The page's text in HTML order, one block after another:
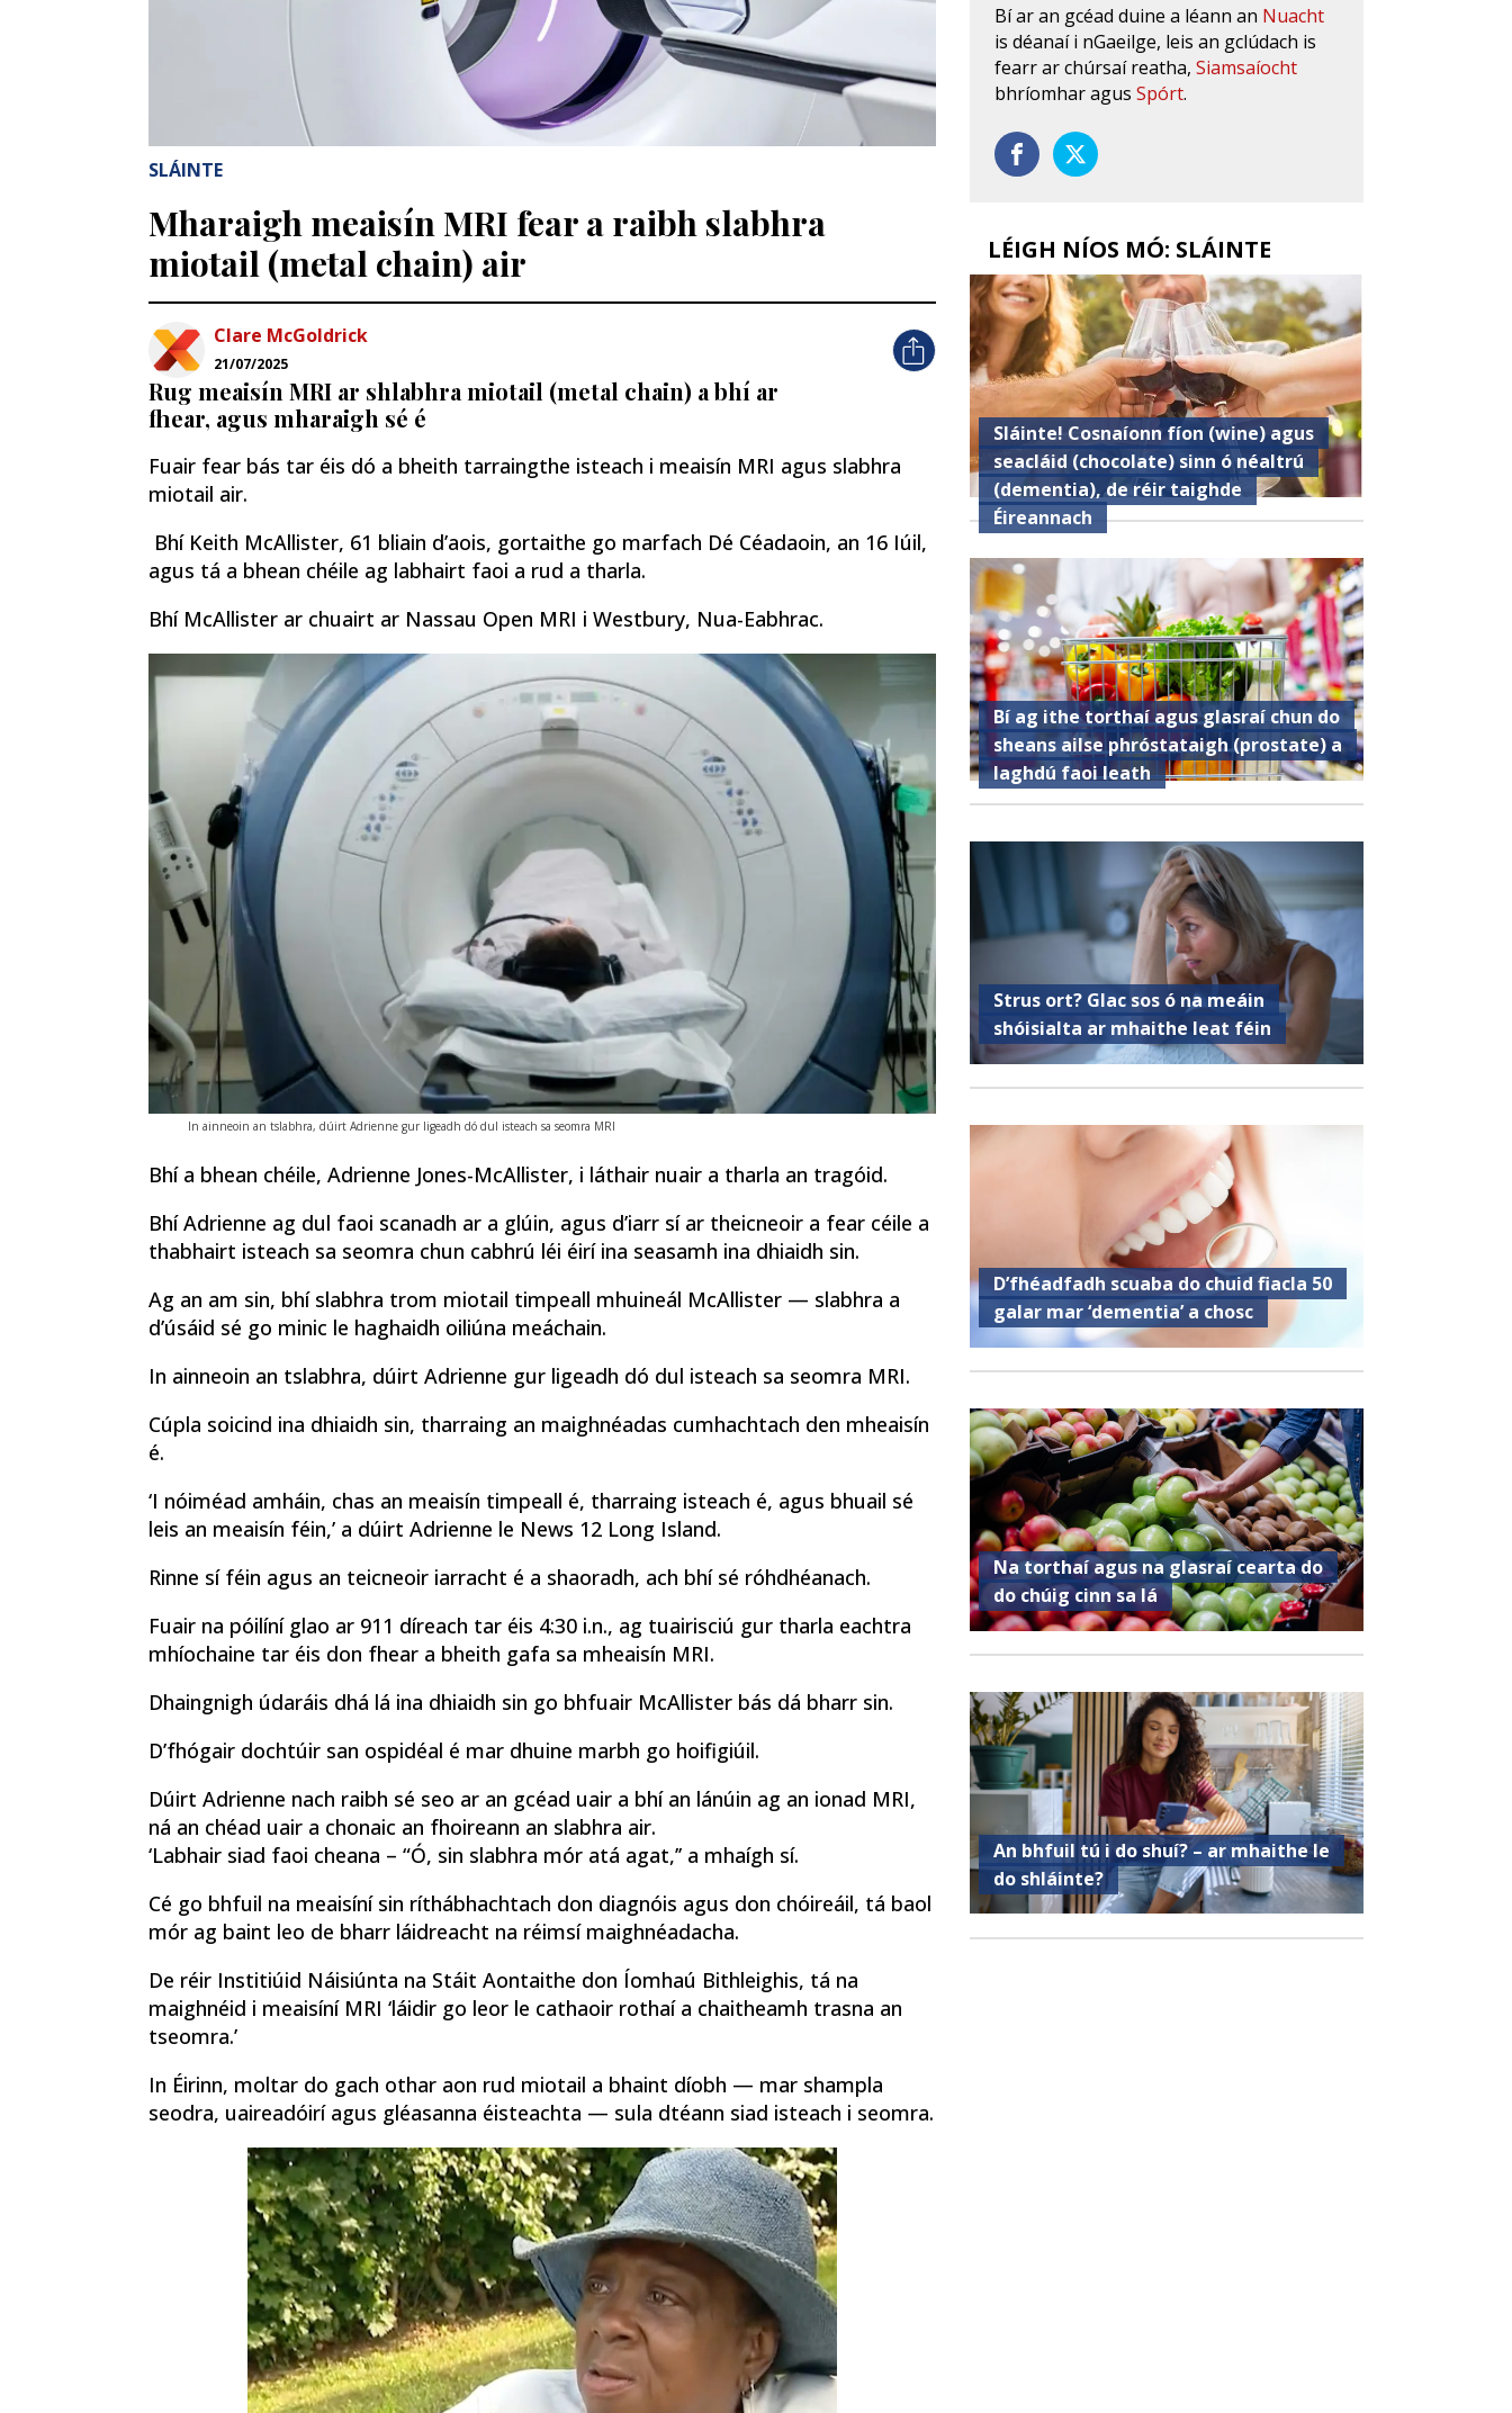
SLÁINTE
Mharaigh meaisín MRI fear a raibh slabhra
miotail (metal chain) air
Clare McGoldrick
21/07/2025
Rug meaisín MRI ar shlabhra miotail (metal chain) a bhí ar
fhear, agus mharaigh sé é
Fuair fear bás tar éis dó a bheith tarraingthe isteach i meaisín MRI agus slabhra
miotail air.
Bhí Keith McAllister, 61 bliain d’aois, gortaithe go marfach Dé Céadaoin, an 16 Iúil,
agus tá a bhean chéile ag labhairt faoi a rud a tharla.
Bhí McAllister ar chuairt ar Nassau Open MRI i Westbury, Nua-Eabhrac.
In ainneoin an tslabhra, dúirt Adrienne gur ligeadh dó dul isteach sa seomra MRI
Bhí a bhean chéile, Adrienne Jones-McAllister, i láthair nuair a tharla an tragóid.
Bhí Adrienne ag dul faoi scanadh ar a glúin, agus d’iarr sí ar theicneoir a fear céile a
thabhairt isteach sa seomra chun cabhrú léi éirí ina seasamh ina dhiaidh sin.
Ag an am sin, bhí slabhra trom miotail timpeall mhuineál McAllister — slabhra a
d’úsáid sé go minic le haghaidh oiliúna meáchain.
In ainneoin an tslabhra, dúirt Adrienne gur ligeadh dó dul isteach sa seomra MRI.
Cúpla soicind ina dhiaidh sin, tharraing an maighnéadas cumhachtach den mheaisín
é.
‘I nóiméad amháin, chas an meaisín timpeall é, tharraing isteach é, agus bhuail sé
leis an meaisín féin,’ a dúirt Adrienne le News 12 Long Island.
Rinne sí féin agus an teicneoir iarracht é a shaoradh, ach bhí sé róhdhéanach.
Fuair na póilíní glao ar 911 díreach tar éis 4:30 i.n., ag tuairisciú gur tharla eachtra
mhíochaine tar éis don fhear a bheith gafa sa mheaisín MRI.
Dhaingnigh údaráis dhá lá ina dhiaidh sin go bhfuair McAllister bás dá bharr sin.
D’fhógair dochtúir san ospidéal é mar dhuine marbh go hoifigiúil.
Dúirt Adrienne nach raibh sé seo ar an gcéad uair a bhí an lánúin ag an ionad MRI,
ná an chéad uair a chonaic an fhoireann an slabhra air.
‘Labhair siad faoi cheana – “Ó, sin slabhra mór atá agat,’’ a mhaígh sí.
Cé go bhfuil na meaisíní sin ríthábhachtach don diagnóis agus don chóireáil, tá baol
mór ag baint leo de bharr láidreacht na réimsí maighnéadacha.
De réir Institiúid Náisiúnta na Stáit Aontaithe don Íomhaú Bithleighis, tá na
maighnéid i meaisíní MRI ‘láidir go leor le cathaoir rothaí a chaitheamh trasna an
tseomra.’
In Éirinn, moltar do gach othar aon rud miotail a bhaint díobh — mar shampla
seodra, uaireadóirí agus gléasanna éisteachta — sula dtéann siad isteach i seomra.
Bí ar an gcéad duine a léann an Nuacht
is déanaí i nGaeilge, leis an gclúdach is
fearr ar chúrsaí reatha,Siamsaíocht
bhríomhar agusSpórt.
LÉIGH NÍOS MÓ: SLÁINTE
Sláinte! Cosnaíonn fíon (wine) agus
seacláid (chocolate) sinn ó néaltrú
(dementia), de réir taighde
Éireannach
Bí ag ithe torthaí agus glasraí chun do
sheans ailse phróstataigh (prostate) a
laghdú faoi leath
Strus ort? Glac sos ó na meáin
shóisialta ar mhaithe leat féin
D’fhéadfadh scuaba do chuid fiacla 50
galar mar ‘dementia’ a chosc
Na torthaí agus na glasraí cearta do
do chúig cinn sa lá
An bhfuil tú i do shuí? – ar mhaithe le
do shláinte?